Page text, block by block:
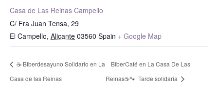
Casa de Las Reinas Campello
C/ Fra Juan Tensa, 29
El Campello, Alicante 03560 Spain + Google Map
☕ Biberdesayuno Solidario en La
Casa de las Reinas
BiberCafé en La Casa De Las
Reinas☕🐾| Tarde solidaria